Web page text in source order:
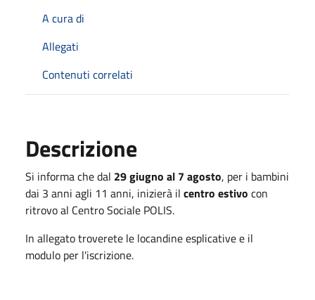
A cura di
Allegati
Contenuti correlati
Descrizione
Si informa che dal 29 giugno al 7 agosto, per i bambini
dai 3 anni agli 11 anni, inizierà il centro estivo con
ritrovo al Centro Sociale POLIS.
In allegato troverete le locandine esplicative e il
modulo per l'iscrizione.